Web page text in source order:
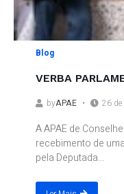
Blog
VERBA
byAPAE 26
A APAE de
recebimento de
pela Deputada...